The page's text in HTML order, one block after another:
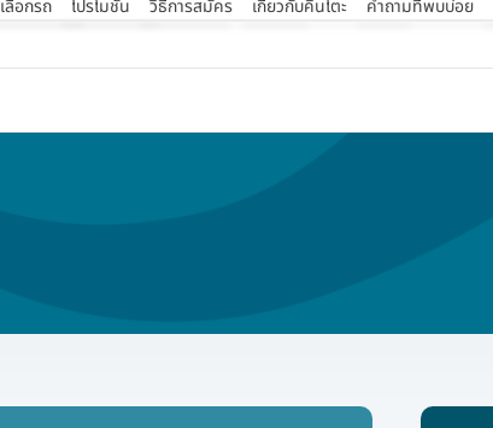
เลือกรถ โปรโมชัน วิธีการสมัคร เกี่ยวกับคินโตะ คำถามที่พบบ่อย